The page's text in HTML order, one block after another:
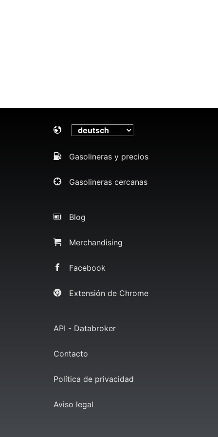
Gasolineras y precios
Gasolineras cercanas
Blog
Merchandising
Facebook
Extensión de Chrome
API - Databroker
Contacto
Política de privacidad
Aviso legal